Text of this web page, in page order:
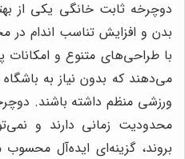
دوچرخه ثابت خانگی یکی از
بدن و افزایش تناسب اندام
با طراحی‌های متنوع و امکانات
می‌دهند که بدون نیاز به
ورزشی منظم داشته باشند.
محدودیت زمانی دارند و
بروند، گزینه‌ای ایده‌آل